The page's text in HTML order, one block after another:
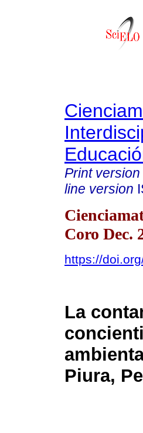
Print version
line version
Coro Dec.
https://
La
Piura,